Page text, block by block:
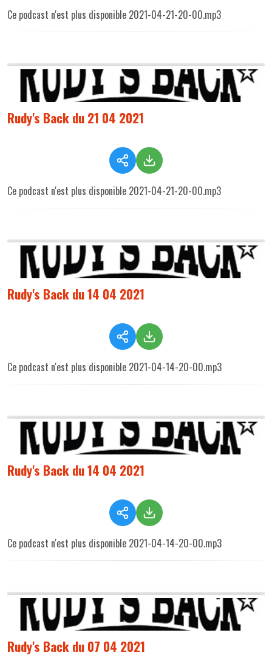
Ce podcast n'est plus disponible 2021-04-21-20-00.mp3
Rudy's Back du 21 04 2021
Ce podcast n'est plus disponible 2021-04-21-20-00.mp3
Rudy's Back du 14 04 2021
Ce podcast n'est plus disponible 2021-04-14-20-00.mp3
Rudy's Back du 14 04 2021
Ce podcast n'est plus disponible 2021-04-14-20-00.mp3
Rudy's Back du 07 04 2021